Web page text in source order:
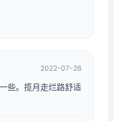
2022-07-26
些。揽月走烂路舒适